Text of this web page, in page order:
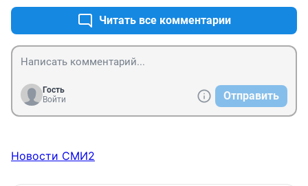
Читать все комментарии
Гость
Войти
Отправить
Новости СМИ2